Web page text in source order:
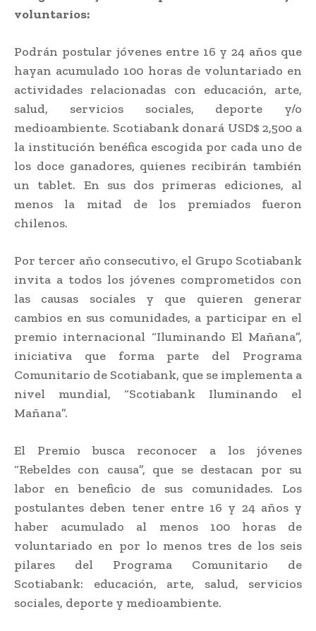
voluntarios:
Podrán postular jóvenes entre 16 y 24 años que
hayan acumulado 100 horas de voluntariado en
actividades relacionadas con educación, arte,
salud, servicios sociales, deporte y/o
medioambiente. Scotiabank donará USD$ 2,500 a
la institución benéfica escogida por cada uno de
los doce ganadores, quienes recibirán también
un tablet. En sus dos primeras ediciones, al
menos la mitad de los premiados fueron
chilenos.
Por tercer año consecutivo, el Grupo Scotiabank
invita a todos los jóvenes comprometidos con
las causas sociales y que quieren generar
cambios en sus comunidades, a participar en el
premio internacional “Iluminando El Mañana”,
iniciativa que forma parte del Programa
Comunitario de Scotiabank, que se implementa a
nivel mundial, “Scotiabank Iluminando el
Mañana”.
El Premio busca reconocer a los jóvenes
“Rebeldes con causa”, que se destacan por su
labor en beneficio de sus comunidades. Los
postulantes deben tener entre 16 y 24 años y
haber acumulado al menos 100 horas de
voluntariado en por lo menos tres de los seis
pilares del Programa Comunitario de
Scotiabank: educación, arte, salud, servicios
sociales, deporte y medioambiente.